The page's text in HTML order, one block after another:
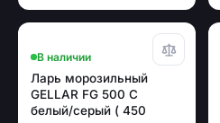
В наличии
Ларь морозильный
GELLAR FG 500 C
белый/серый ( 450